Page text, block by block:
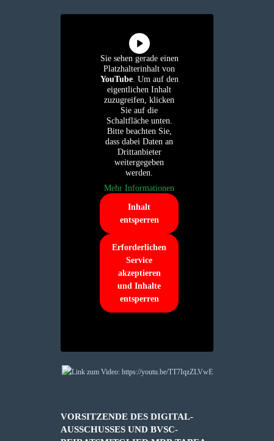
Sie sehen gerade einen
Platzhalterinhalt von
YouTube. Um auf den
eigentlichen Inhalt
zuzugreifen, klicken
Sie auf die
Schaltfläche unten.
Bitte beachten Sie,
dass dabei Daten an
Drittanbieter
weitergegeben
werden.
Mehr Informationen
Inhalt
entsperren
Erforderlichen
Service
akzeptieren
und Inhalte
entsperren
VORSITZENDE DES DIGITAL-
AUSSCHUSSES UND BVSC-